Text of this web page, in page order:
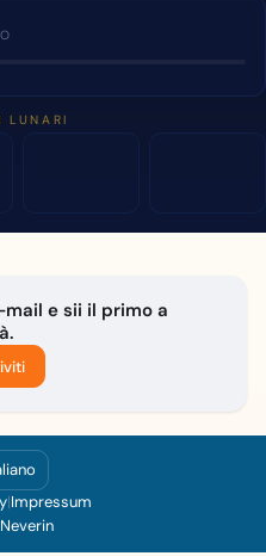
LUNARI
e sii il primo a
|Impressum